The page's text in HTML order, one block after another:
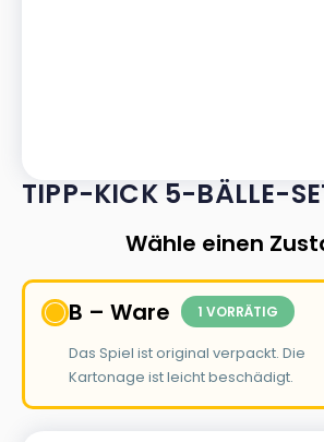
TIPP-KICK 5-BÄLLE-
Wähle einen
B – Ware 1 VORRÄTIG
Das Spiel ist original verpackt. Die
Kartonage ist leicht beschädigt.